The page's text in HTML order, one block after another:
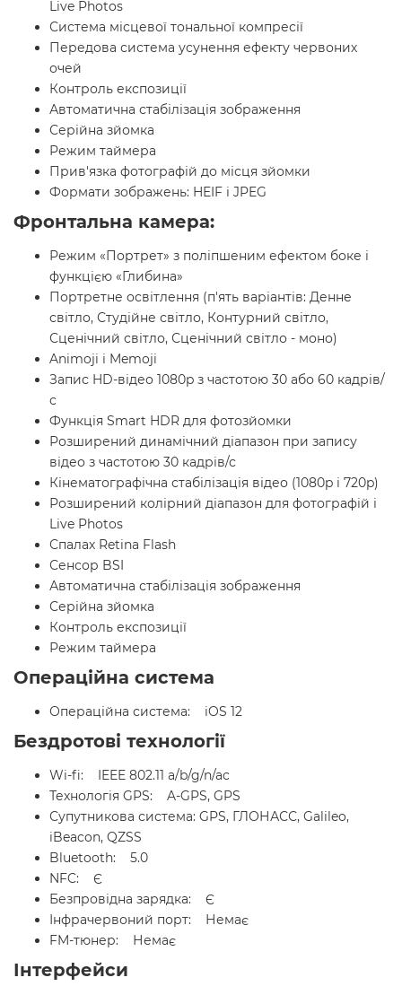
Live Photos
Система місцевої тональної компресії
Передова система усунення ефекту червоних
очей
Контроль експозиції
Автоматична стабілізація зображення
Серійна зйомка
Режим таймера
Прив'язка фотографій до місця зйомки
Формати зображень: HEIF і JPEG
Фронтальна камера:
Режим «Портрет» з поліпшеним ефектом боке і
функцією «Глибина»
Портретне освітлення (п'ять варіантів: Денне
світло, Студійне світло, Контурний світло,
Сценічний світло, Сценічний світло - моно)
Animoji і Memoji
Запис HD-відео 1080p з частотою 30 або 60 кадрів/
с
Функція Smart HDR для фотозйомки
Розширений динамічний діапазон при запису
відео з частотою 30 кадрів/с
Кінематографічна стабілізація відео (1080p і 720p)
Розширений колірний діапазон для фотографій і
Live Photos
Спалах Retina Flash
Сенсор BSI
Автоматична стабілізація зображення
Серійна зйомка
Контроль експозиції
Режим таймера
Операційна система
Операційна система: iOS 12
Бездротові технології
Wi-fi: IEEE 802.11 a/b/g/n/ac
Технологія GPS: A-GPS, GPS
Супутникова система: GPS, ГЛОНАСС, Galileo,
iBeacon, QZSS
Bluetooth: 5.0
NFC: Є
Безпровідна зарядка: Є
Інфрачервоний порт: Немає
FM-тюнер: Немає
Інтерфейси